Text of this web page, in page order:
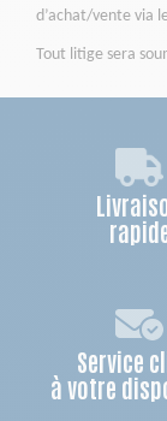
d’achat/vente via
Tout litige sera
Service
à votre